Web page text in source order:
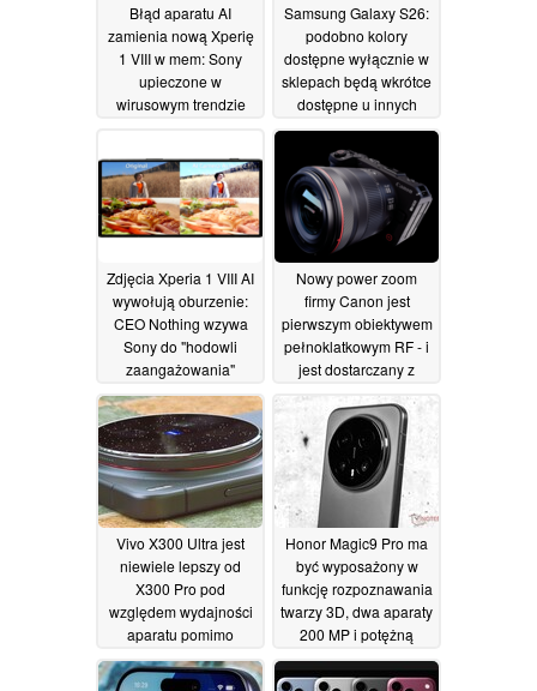
Błąd aparatu AI
zamienia nową Xperię
1 VIII w mem: Sony
upieczone w
wirusowym trendzie
16/05/2026
Samsung Galaxy S26:
podobno kolory
dostępne wyłącznie w
sklepach będą wkrótce
dostępne u innych
sprzedawców
detalicznych
Zdjęcia Xperia 1 VIII AI
wywołują oburzenie:
CEO Nothing wzywa
Sony do "hodowli
zaangażowania"
15/05/2026
Nowy power zoom
firmy Canon jest
pierwszym obiektywem
pełnoklatkowym RF - i
jest dostarczany z
nową kamerą R6 V
14/05/2026
Vivo X300 Ultra jest
niewiele lepszy od
X300 Pro pod
względem wydajności
aparatu pomimo
najwyższej klasy
sprzętu12/05/2026
Honor Magic9 Pro ma
być wyposażony w
funkcję rozpoznawania
twarzy 3D, dwa aparaty
200 MP i potężną
baterię11/05/2026